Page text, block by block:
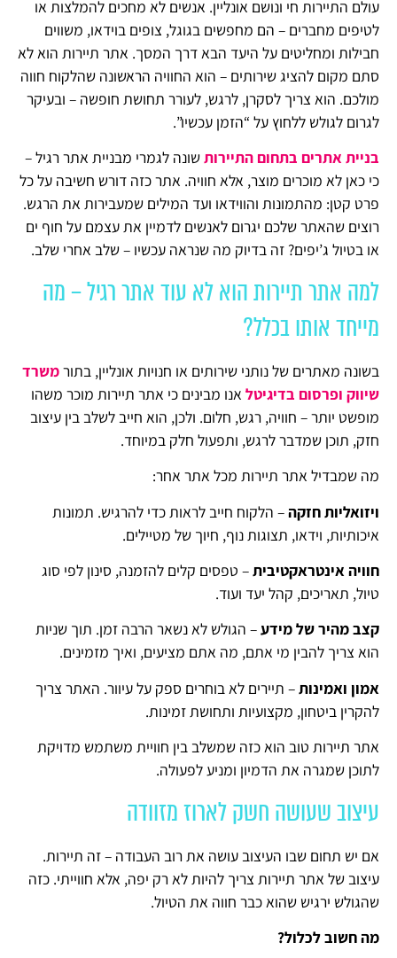
עולם התיירות חי ונושם אונליין. אנשים לא מחכים להמלצות או
לטיפים מחברים – הם מחפשים בגוגל, צופים בוידאו, משווים
חבילות ומחליטים על היעד הבא דרך המסך. אתר תיירות הוא לא
סתם מקום להציג שירותים – הוא החוויה הראשונה שהלקוח חווה
מולכם. הוא צריך לסקרן, לרגש, לעורר תחושת חופשה – ובעיקר
לגרום לגולש ללחוץ על “הזמן עכשיו”.
בניית אתרים בתחום התיירותשונה לגמרי מבניית אתר רגיל –
כי כאן לא מוכרים מוצר, אלא חוויה. אתר כזה דורש חשיבה על כל
פרט קטן: מהתמונות והווידאו ועד המילים שמעבירות את הרגש.
רוצים שהאתר שלכם יגרום לאנשים לדמיין את עצמם על חוף ים
או בטיול ג’יפים? זה בדיוק מה שנראה עכשיו – שלב אחרי שלב.
למה אתר תיירות הוא לא עוד אתר רגיל – מה
מייחד אותו בכלל?
בשונה מאתרים של נותני שירותים או חנויות אונליין, בתורמשרד
שיווק ופרסום בדיגיטל אנו מבינים כי אתר תיירות מוכר משהו
מופשט יותר – חוויה, רגש, חלום. ולכן, הוא חייב לשלב בין עיצוב
חזק, תוכן שמדבר לרגש, ותפעול חלק במיוחד.
מה שמבדיל אתר תיירות מכל אתר אחר:
ויזואליות חזקה– הלקוח חייב לראות כדי להרגיש. תמונות
איכותיות, וידאו, תצוגות נוף, חיוך של מטיילים.
חוויה אינטראקטיבית– טפסים קלים להזמנה, סינון לפי סוג
טיול, תאריכים, קהל יעד ועוד.
קצב מהיר של מידע– הגולש לא נשאר הרבה זמן. תוך שניות
הוא צריך להבין מי אתם, מה אתם מציעים, ואיך מזמינים.
אמון ואמינות– תיירים לא בוחרים ספק על עיוור. האתר צריך
להקרין ביטחון, מקצועיות ותחושת זמינות.
אתר תיירות טוב הוא כזה שמשלב בין חוויית משתמש מדויקת
לתוכן שמגרה את הדמיון ומניע לפעולה.
עיצוב שעושה חשק לארוז מזוודה
אם יש תחום שבו העיצוב עושה את רוב העבודה – זה תיירות.
עיצוב של אתר תיירות צריך להיות לא רק יפה, אלא חווייתי. כזה
שהגולש ירגיש שהוא כבר חווה את הטיול.
מה חשוב לכלול?